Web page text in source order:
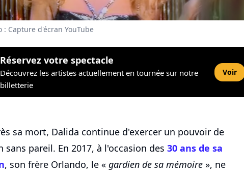
: Capture d'écran YouTube
Réservez votre spectacle
Découvrez les artistes actuellement en tournée sur notre
billetterie
Voir
sa mort, Dalida continue d'exercer un pouvoir de
sans pareil. En 2017, à l'occasion des 30 ans de sa
, son frère Orlando, le « gardien de sa mémoire », ne